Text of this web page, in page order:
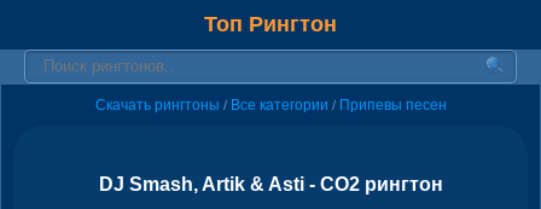
Топ Рингтон
Скачать рингтоны / Все категории / Припевы песен
DJ Smash, Artik & Asti - CO2 рингтон